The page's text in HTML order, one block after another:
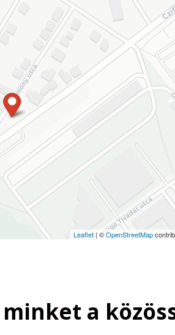
Leaflet | ©OpenStreetMap
minket a